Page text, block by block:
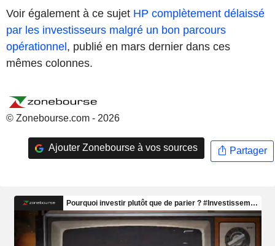
Voir également à ce sujet HP complètement délaissé
par les investisseurs malgré un bon parcours
opérationnel, publié en mars dernier dans ces
mêmes colonnes.
© Zonebourse.com - 2026
Ajouter Zonebourse à vos sources Partager